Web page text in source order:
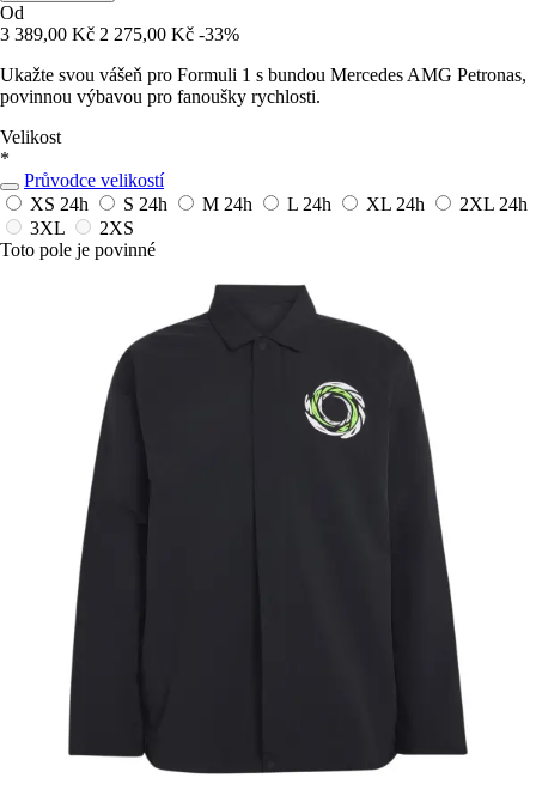
Od
3 389,00 Kč 2 275,00 Kč -33%
Ukažte svou vášeň pro Formuli 1 s bundou Mercedes AMG Petronas,
povinnou výbavou pro fanoušky rychlosti.
Velikost
*
Průvodce velikostí
XS 24h S 24h M 24h L 24h XL 24h 2XL 24h
3XL
2XS
Toto pole je povinné